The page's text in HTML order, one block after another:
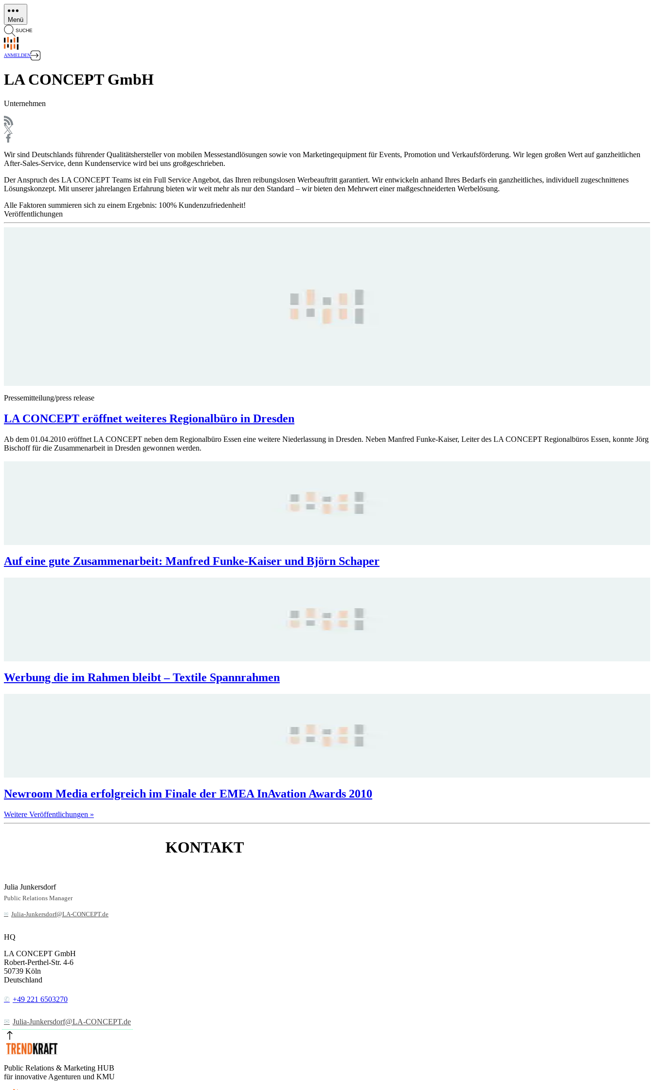
Direkt
zum
Inhalt
Menü
SUCHE
ANMELDEN
LA CONCEPT GmbH
Unternehmen
Wir sind Deutschlands führender Qualitätshersteller von mobilen Messestandlösungen sowie von Marketingequipment für Events, Promotion und Verkaufsförderung. Wir legen großen Wert auf ganzheitlichen
After-Sales-Service, denn Kundenservice wird bei uns großgeschrieben.
Der Anspruch des LA CONCEPT Teams ist ein Full Service Angebot, das Ihren reibungslosen Werbeauftritt garantiert. Wir entwickeln anhand Ihres Bedarfs ein ganzheitliches, individuell zugeschnittenes
Lösungskonzept. Mit unserer jahrelangen Erfahrung bieten wir weit mehr als nur den Standard – wir bieten den Mehrwert einer maßgeschneiderten Werbelösung.
Alle Faktoren summieren sich zu einem Ergebnis: 100% Kundenzufriedenheit!
Veröffentlichungen
Pressemitteilung/press release
LA CONCEPT eröffnet weiteres Regionalbüro in Dresden
Ab dem 01.04.2010 eröffnet LA CONCEPT neben dem Regionalbüro Essen eine weitere Niederlassung in Dresden. Neben Manfred Funke-Kaiser, Leiter des LA CONCEPT Regionalbüros Essen, konnte Jörg
Bischoff für die Zusammenarbeit in Dresden gewonnen werden.
Auf eine gute Zusammenarbeit: Manfred Funke-Kaiser und Björn Schaper
Werbung die im Rahmen bleibt – Textile Spannrahmen
Newroom Media erfolgreich im Finale der EMEA InAvation Awards 2010
Weitere Veröffentlichungen »
KONTAKT
Julia Junkersdorf
Public Relations Manager
Julia-Junkersdorf@LA-CONCEPT.de
HQ
LA CONCEPT GmbH
Robert-Perthel-Str. 4-6
50739 Köln
Deutschland
+49 221 6503270
Julia-Junkersdorf@LA-CONCEPT.de
Public Relations & Marketing HUB
für innovative Agenturen und KMU